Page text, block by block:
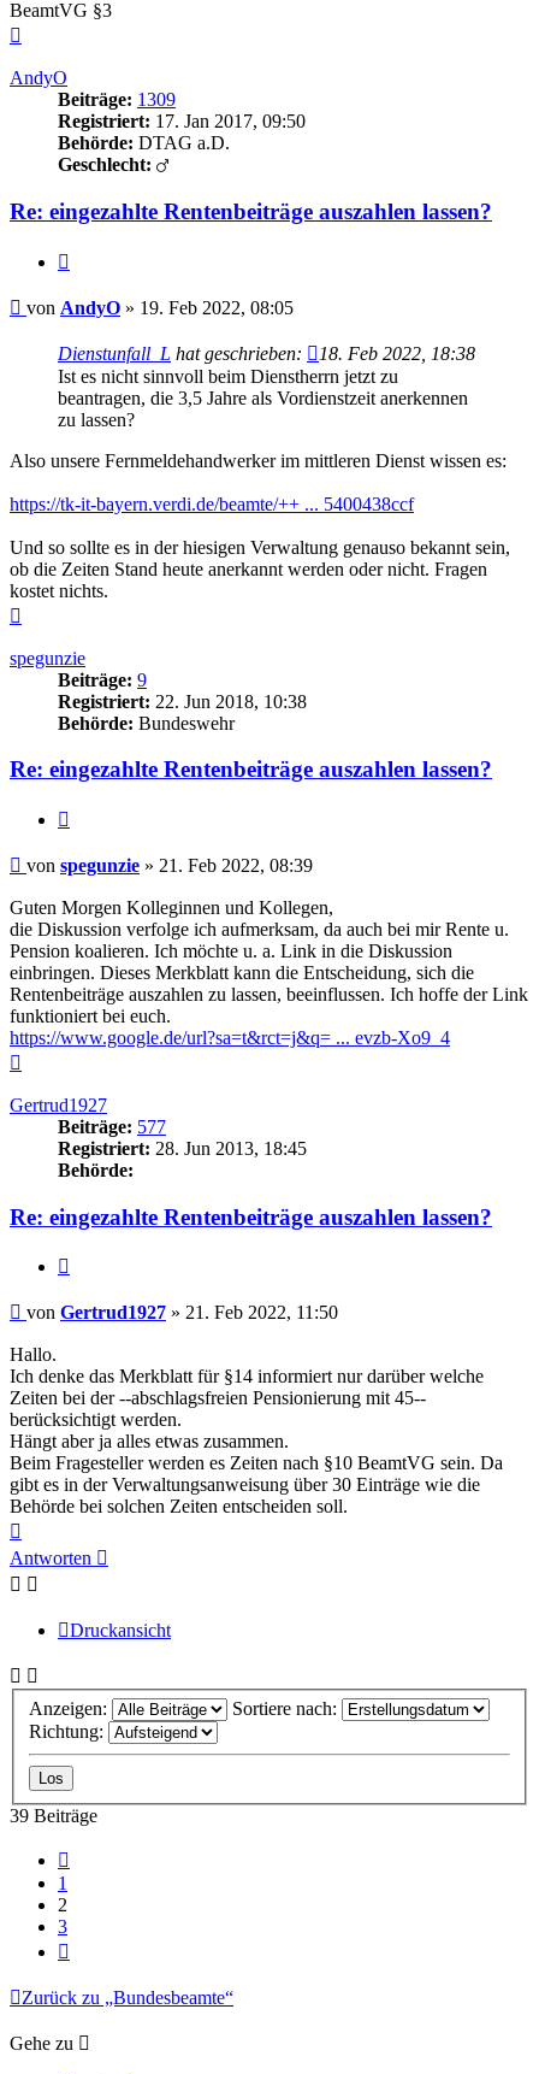
BeamtVG §3
AndyO
Beiträge: 1309
Registriert: 17. Jan 2017, 09:50
Behörde: DTAG a.D.
Geschlecht:
Re: eingezahlte Rentenbeiträge auszahlen lassen?
Beitrag
von AndyO » 19. Feb 2022, 08:05
Dienstunfall_L hat geschrieben:
18. Feb 2022, 18:38
Ist es nicht sinnvoll beim Dienstherrn jetzt zu
beantragen, die 3,5 Jahre als Vordienstzeit anerkennen
zu lassen?
Also unsere Fernmeldehandwerker im mittleren Dienst wissen es:
https://tk-it-bayern.verdi.de/beamte/++ ... 5400438ccf
Und so sollte es in der hiesigen Verwaltung genauso bekannt sein,
ob die Zeiten Stand heute anerkannt werden oder nicht. Fragen
kostet nichts.
spegunzie
Beiträge: 9
Registriert: 22. Jun 2018, 10:38
Behörde: Bundeswehr
Re: eingezahlte Rentenbeiträge auszahlen lassen?
Beitrag
von spegunzie » 21. Feb 2022, 08:39
Guten Morgen Kolleginnen und Kollegen,
die Diskussion verfolge ich aufmerksam, da auch bei mir Rente u.
Pension koalieren. Ich möchte u. a. Link in die Diskussion
einbringen. Dieses Merkblatt kann die Entscheidung, sich die
Rentenbeiträge auszahlen zu lassen, beeinflussen. Ich hoffe der Link
funktioniert bei euch.
https://www.google.de/url?sa=t&rct=j&q= ... evzb-Xo9_4
Gertrud1927
Beiträge: 577
Registriert: 28. Jun 2013, 18:45
Behörde:
Re: eingezahlte Rentenbeiträge auszahlen lassen?
Beitrag
von Gertrud1927 » 21. Feb 2022, 11:50
Hallo.
Ich denke das Merkblatt für §14 informiert nur darüber welche
Zeiten bei der --abschlagsfreien Pensionierung mit 45--
berücksichtigt werden.
Hängt aber ja alles etwas zusammen.
Beim Fragesteller werden es Zeiten nach §10 BeamtVG sein. Da
gibt es in der Verwaltungsanweisung über 30 Einträge wie die
Behörde bei solchen Zeiten entscheiden soll.
oben
Antworten
Druckansicht
Anzeigen:
Sortiere nach:
Richtung:
39 Beiträge
1
2
3
Zurück zu „Bundesbeamte“
Gehe zu